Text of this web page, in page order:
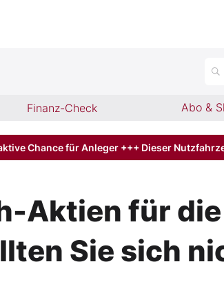
Finanz-Check Abo &
Chance für Anleger +++ Dieser
Aktien für
Sie sich